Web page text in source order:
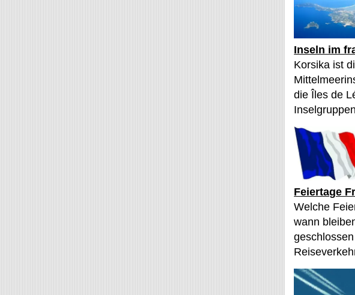
Inseln im
Korsika ist
die Îles de
Feiertage
Welche
wann